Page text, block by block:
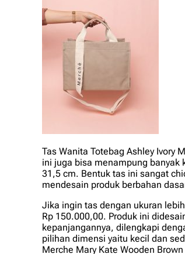
Tas Wanita Totebag Ashley Ivory
ini juga bisa menampung banyak
31,5 cm. Bentuk tas ini sangat
mendesain produk berbahan
Jika ingin tas dengan ukuran
Rp 150.000,00. Produk ini
kepanjangannya, dilengkapi
pilihan dimensi yaitu kecil dan
Merche Mary Kate Wooden